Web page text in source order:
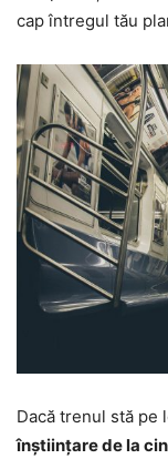
cap întregul tău
Dacă trenul stă pe
înștiințare de la